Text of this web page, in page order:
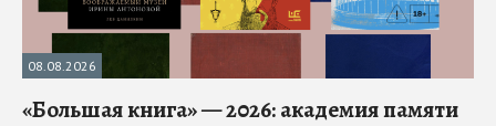
08.08.2026
«Большая книга» — 2026: академия памяти